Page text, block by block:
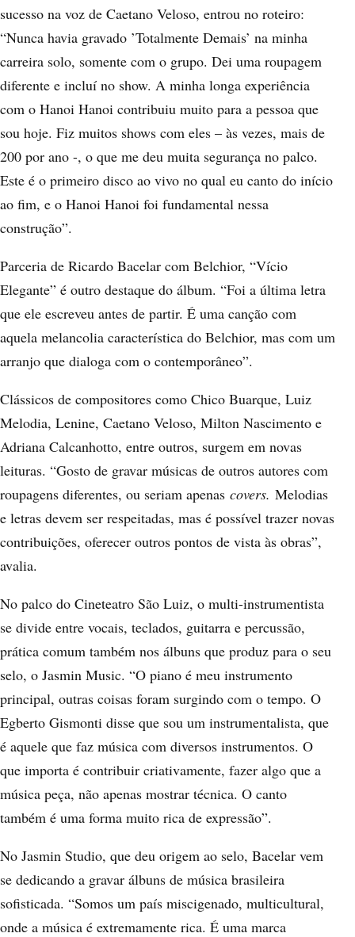
sucesso na voz de Caetano Veloso, entrou no roteiro:
“Nunca havia gravado ’Totalmente Demais’ na minha
carreira solo, somente com o grupo. Dei uma roupagem
diferente e incluí no show. A minha longa experiência
com o Hanoi Hanoi contribuiu muito para a pessoa que
sou hoje. Fiz muitos shows com eles – às vezes, mais de
200 por ano -, o que me deu muita segurança no palco.
Este é o primeiro disco ao vivo no qual eu canto do início
ao fim, e o Hanoi Hanoi foi fundamental nessa
construção”.
Parceria de Ricardo Bacelar com Belchior, “Vício
Elegante” é outro destaque do álbum. “Foi a última letra
que ele escreveu antes de partir. É uma canção com
aquela melancolia característica do Belchior, mas com um
arranjo que dialoga com o contemporâneo”.
Clássicos de compositores como Chico Buarque, Luiz
Melodia, Lenine, Caetano Veloso, Milton Nascimento e
Adriana Calcanhotto, entre outros, surgem em novas
leituras. “Gosto de gravar músicas de outros autores com
roupagens diferentes, ou seriam apenas covers. Melodias
e letras devem ser respeitadas, mas é possível trazer novas
contribuições, oferecer outros pontos de vista às obras”,
avalia.
No palco do Cineteatro São Luiz, o multi-instrumentista
se divide entre vocais, teclados, guitarra e percussão,
prática comum também nos álbuns que produz para o seu
selo, o Jasmin Music. “O piano é meu instrumento
principal, outras coisas foram surgindo com o tempo. O
Egberto Gismonti disse que sou um instrumentalista, que
é aquele que faz música com diversos instrumentos. O
que importa é contribuir criativamente, fazer algo que a
música peça, não apenas mostrar técnica. O canto
também é uma forma muito rica de expressão”.
No Jasmin Studio, que deu origem ao selo, Bacelar vem
se dedicando a gravar álbuns de música brasileira
sofisticada. “Somos um país miscigenado, multicultural,
onde a música é extremamente rica. É uma marca